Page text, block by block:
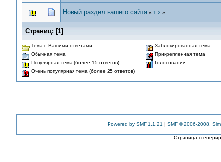
Новый раздел нашего сайта « 1 2 »
Страниц: [1]
Тема с Вашими ответами
Обычная тема
Популярная тема (более 15 ответов)
Очень популярная тема (более 25 ответов)
Заблокированная тема
Прикрепленная тема
Голосование
Powered by SMF 1.1.21 | SMF © 2006-2008,
Страница